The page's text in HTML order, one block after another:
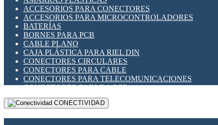
INDICADORES PARA PANEL
INTERFACES DE RELÉ
INTERRUPTORES FIN DE CARRERA
LLAVES CONMUTADORAS
MEDIDORES DE ENERGÍA Y TC'S DE CORRIENTE
MOTORES PASO A PASO
PANTALLAS HMI
PLC -CONTROLADORES LÓGICO PROGRAMABLES
PROGRAMADORES DE HORARIO
RELÉS DE PROTECCIÓN
SENSORES CAPACITIVOS
ACCESORIOS PARA CONECTORES
ACCESORIOS PARA MICROCONTROLADORES
BATERÍAS
BORNES PARA PCB
CABLE PLANO
CAJA PLÁSTICA PARA RIEL DIN
CONECTORES CIRCULARES
CONECTORES PARA CABLE
CONECTORES PARA TELECOMUNICACIONES
CONECTORES CABLE A PCB
CONECTORES PCB A CABLE
DIP SWITCHESCONECTIVIDAD